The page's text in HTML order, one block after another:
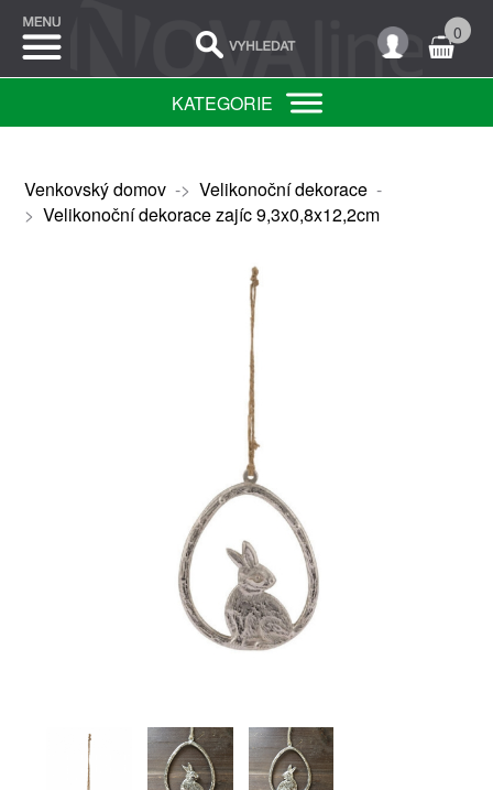
0
KATEGORIE
Venkovský domov-> Velikonoční dekorace-
> Velikonoční dekorace zajíc 9,3x0,8x12,2cm